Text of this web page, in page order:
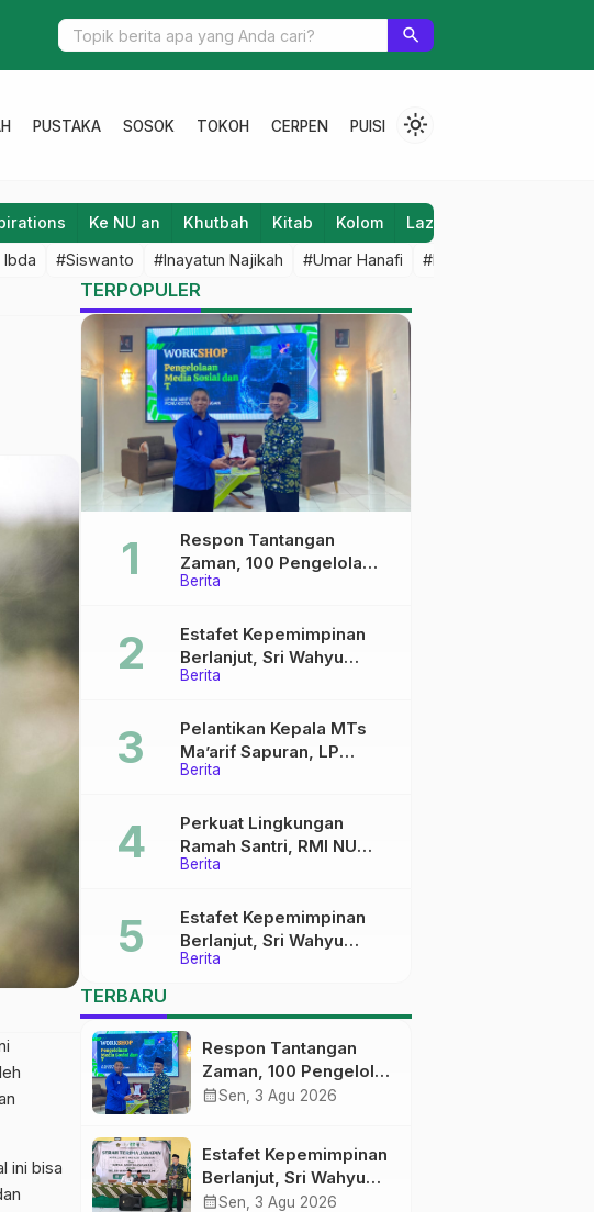
MHI Rutinkan Student Match Setiap Jelang 17-an search
PUSTAKA SOSOK TOKOH CERPEN PUISI light_mode
Ke NU an Khutbah Kitab Kolom Laziz NU
Ibda #Siswanto #Inayatun Najikah #Umar Hanafi #M Iqbal Dawami
ini bisa
TERPOPULER
Berita
Respon Tantangan
Zaman, 100 Pengelola
Medsos Sekolah Ma’arif
Pelatihan Literasi Digital
Berita
Estafet Kepemimpinan
Berlanjut, Sri Wahyu
Susilowati Resmi Pimpin
Berita
Pelantikan Kepala MTs
Ma’arif Sapuran, LP
Ma’arif NU Wonosobo
Kepemimpinan Nahdliyah
Berita
Perkuat Lingkungan
Ramah Santri, RMI NU
Gelar ‘Sambang
Berita
Estafet Kepemimpinan
Berlanjut, Sri Wahyu
Susilowati Resmi Pimpin
TERBARU
Respon Tantangan
Zaman, 100 Pengelola
Medsos Sekolah
Digital
calendar_monthSen, 3 Agu 2026
Estafet Kepemimpinan
Berlanjut, Sri Wahyu
Susilowati Resmi
calendar_monthSen, 3 Agu 2026